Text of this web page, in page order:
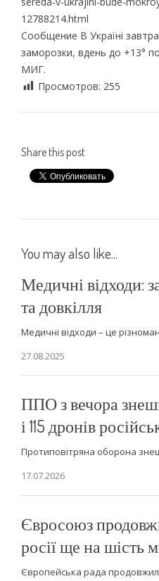
12788214.html
Сообщение В Україні
заморозки, вдень до +13°
МИГ.
Просмотров: 255
Share this post
You may also like...
Медичні відходи:
та довкілля
Медичні відходи – це
27.08.2025
ППО з вечора
і 115 дронів
Протиповітряна оборона
17.07.2026
Євросоюз
росії ще на шість
Європейська рада